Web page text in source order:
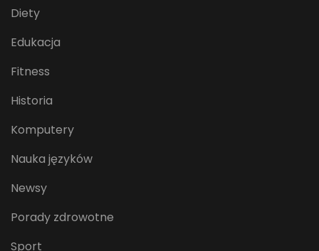
Diety
Edukacja
Fitness
Historia
Komputery
Nauka języków
Newsy
Porady zdrowotne
Sport